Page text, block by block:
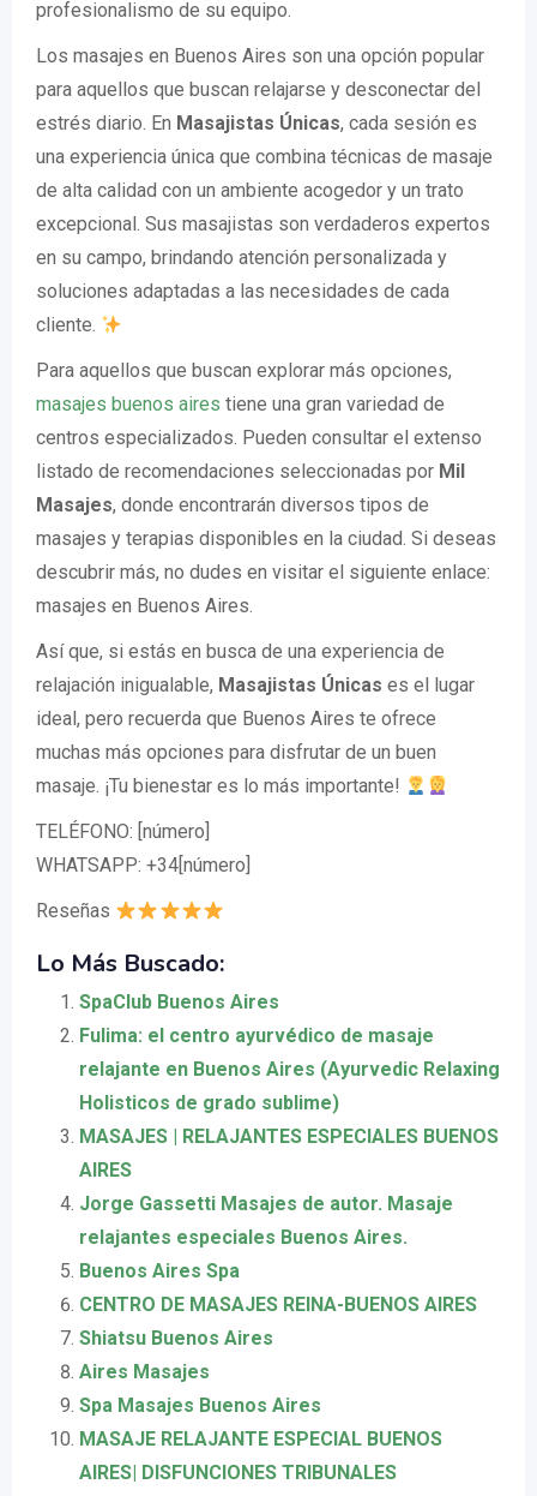
profesionalismo de su equipo.
Los masajes en Buenos Aires son una opción popular
para aquellos que buscan relajarse y desconectar del
estrés diario. En Masajistas Únicas, cada sesión es
una experiencia única que combina técnicas de masaje
de alta calidad con un ambiente acogedor y un trato
excepcional. Sus masajistas son verdaderos expertos
en su campo, brindando atención personalizada y
soluciones adaptadas a las necesidades de cada
cliente.
Para aquellos que buscan explorar más opciones,
masajes buenos aires tiene una gran variedad de
centros especializados. Pueden consultar el extenso
listado de recomendaciones seleccionadas por Mil
Masajes, donde encontrarán diversos tipos de
masajes y terapias disponibles en la ciudad. Si deseas
descubrir más, no dudes en visitar el siguiente enlace:
masajes en Buenos Aires.
Así que, si estás en busca de una experiencia de
relajación inigualable, Masajistas Únicas es el lugar
ideal, pero recuerda que Buenos Aires te ofrece
muchas más opciones para disfrutar de un buen
masaje. ¡Tu bienestar es lo más importante!
TELÉFONO: [número]
WHATSAPP: +34[número]
Reseñas
Lo Más Buscado:
SpaClub Buenos Aires
Fulima: el centro ayurvédico de masaje
relajante en Buenos Aires (Ayurvedic Relaxing
Holisticos de grado sublime)
MASAJES | RELAJANTES ESPECIALES BUENOS
AIRES
Jorge Gassetti Masajes de autor. Masaje
relajantes especiales Buenos Aires.
Buenos Aires Spa
CENTRO DE MASAJES REINA-BUENOS AIRES
Shiatsu Buenos Aires
Aires Masajes
Spa Masajes Buenos Aires
MASAJE RELAJANTE ESPECIAL BUENOS
AIRES| DISFUNCIONES TRIBUNALES